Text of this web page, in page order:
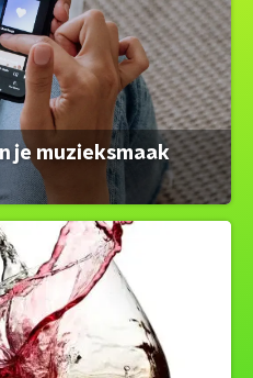
je muzieksmaak